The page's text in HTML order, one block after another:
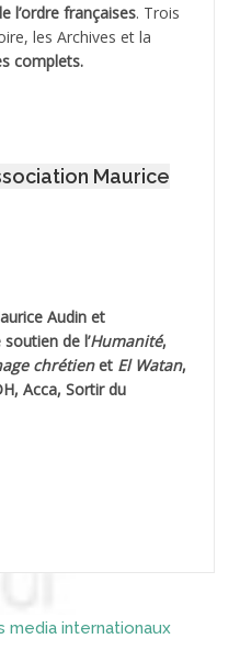
l’ordre françaises. Trois
les Archives et la
complets.
Maurice
Audinet
de l’Humanité,
chrétienet El Watan,
Acca, Sortir du
media internationaux